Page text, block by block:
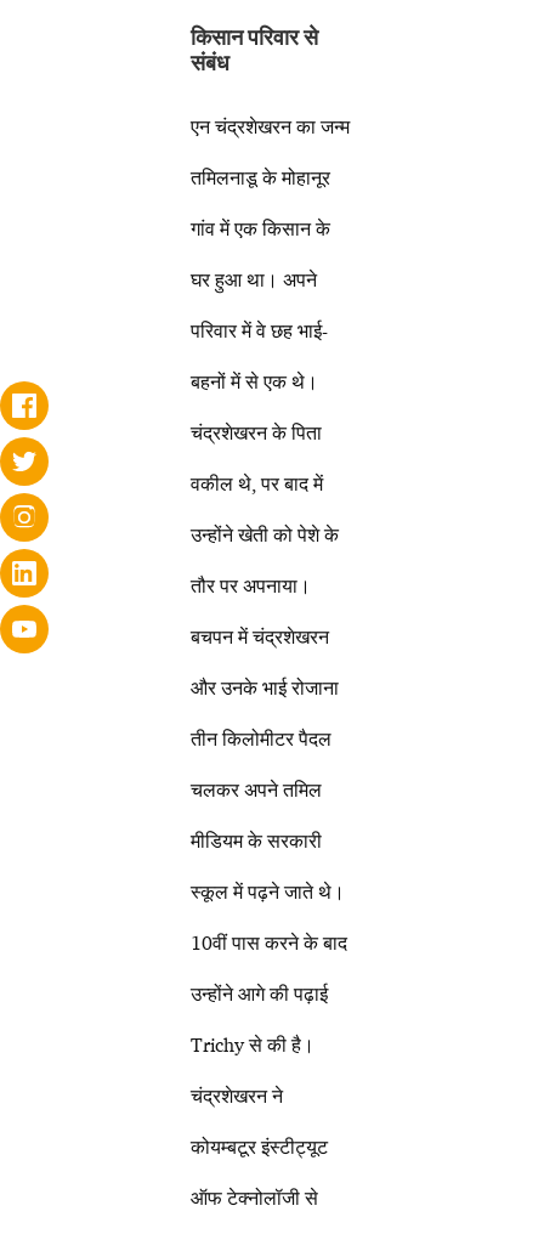
किसान परिवार से
संबंध
एन चंद्रशेखरन का जन्म
तमिलनाडू के मोहानूर
गांव में एक किसान के
घर हुआ था। अपने
परिवार में वे छह भाई-
बहनों में से एक थे।
चंद्रशेखरन के पिता
वकील थे, पर बाद में
उन्होंने खेती को पेशे के
तौर पर अपनाया।
बचपन में चंद्रशेखरन
और उनके भाई रोजाना
तीन किलोमीटर पैदल
चलकर अपने तमिल
मीडियम के सरकारी
स्कूल में पढ़ने जाते थे।
10वीं पास करने के बाद
उन्होंने आगे की पढ़ाई
Trichy से की है।
चंद्रशेखरन ने
कोयम्बटूर इंस्टीट्यूट
ऑफ टेक्नोलॉजी से